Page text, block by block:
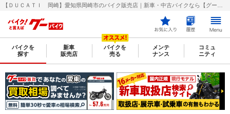
バイクを
探す
新車
販売店
バイクを
売る
メンテ
ナンス
コミュ
ニティ